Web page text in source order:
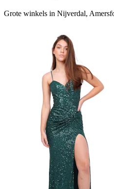
Grote winkels in Nijverdal,